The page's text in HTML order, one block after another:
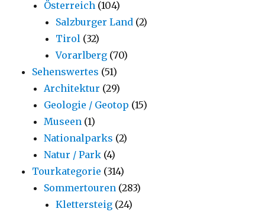
Österreich (104)
Salzburger Land (2)
Tirol (32)
Vorarlberg (70)
Sehenswertes (51)
Architektur (29)
Geologie / Geotop (15)
Museen (1)
Nationalparks (2)
Natur / Park (4)
Tourkategorie (314)
Sommertouren (283)
Klettersteig (24)